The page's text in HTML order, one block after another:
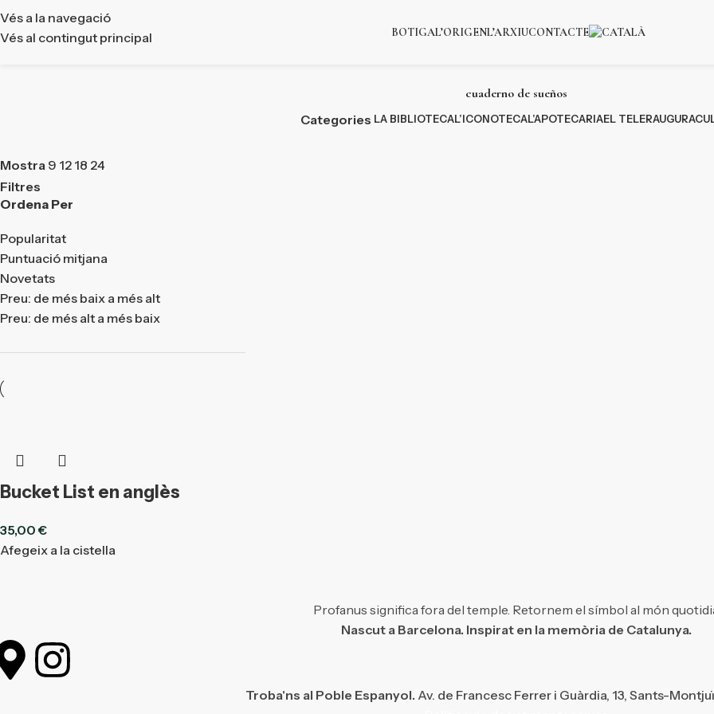
Vés a la navegació
Vés al contingut principal
BOTIGAL’ORIGENL’ARXIUCONTACTE
cuaderno de sueños
Categories LA BIBLIOTECAL’ICONOTECAL’APOTECARIAEL TELER
Mostra 9 12 18 24
Filtres
Ordena Per
Popularitat
Puntuació mitjana
Novetats
Preu: de més baix a més alt
Preu: de més alt a més baix
Bucket List en anglès
35,00€
Afegeix a la cistella
Profanus significa fora del temple. Retornem el símbol al món
Nascut a Barcelona. Inspirat en la memòria de Catalunya.
Troba'ns al Poble Espanyol. Av. de Francesc Ferrer i Guàrdia, 13, Sants-